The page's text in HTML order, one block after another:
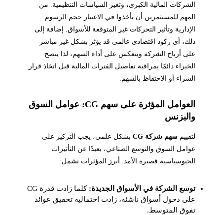
الشركات المالية الكبرى، وتغير السياسات التنظيمية. من
المهم للمستثمرين أن يأخذوا في الاعتبار حجم الرسوم
الإدارية وتأثير التحركات غير المتوقعة للأسواق. إضافة إلى
ذلك، أي ركود اقتصادي عالمي قد يؤثر بشكل غير مباشر
على أرباح الشركة وينعكس على أداء السهم، لذا ينصح
الخبراء دائمًا بمراقبة تفاصيل الفترات المالية قبل اتخاذ قرار
الشراء أو الاحتفاظ بالسهم.
العوامل المؤثرة على سهم CG: عوامل السوق
والبزنس
لتقييم سهم شركة CG
بشكل علمي، يجب التركيز على
عوامل السوق والتوسع الصناعي، بعيدًا عن التأثيرات
الجيوسياسية قصيرة الأمد. أبرز المؤثرات تشمل:
توسع الشركة في الأسواق الجديدة:
كلما زادت قدرة CG
على دخول أسواق ناشئة، زادت احتمالية تحقيق عوائد
تفوق المتوسط.